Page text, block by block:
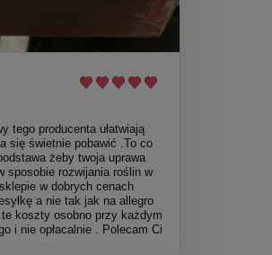
tego producenta ułatwiają
się świetnie pobawić .To co
żeby twoja uprawa
sposobie rozwijania roślin w
w dobrych cenach
a nie tak jak na allegro
koszty osobno przy każdym
i nie opłacalnie . Polecam Ci